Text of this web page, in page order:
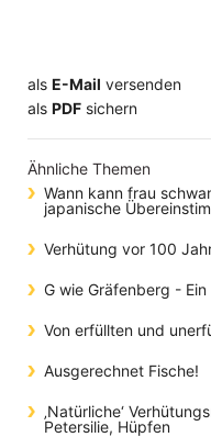
als E-Mail versenden
​​​​​​​​​​​​​​​​​als PDF sichern
Ähnliche Themen
Wann kann frau
japanische
Verhütung vor 100
G wie Gräfenberg -
Von erfüllten und
Ausgerechnet Fische!
‚Natürliche‘
Petersilie, Hüpfen